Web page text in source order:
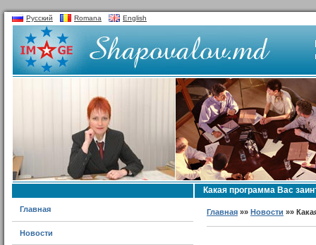
Русский Romana English
Главная
Новости
Какая программа Вас
Главная »»Новости »»